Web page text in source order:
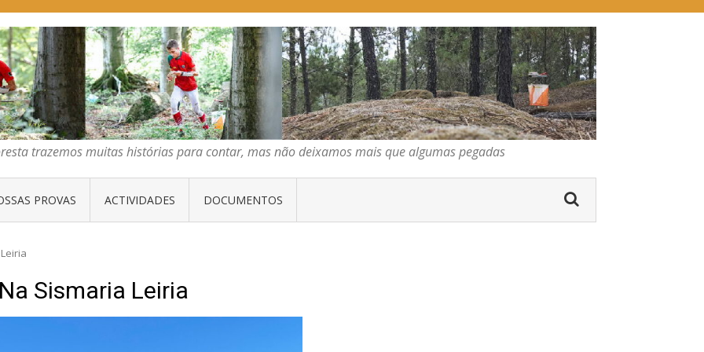
ORIENTAÇÃO DO CENTRO
muitas histórias para contar, mas não deixamos mais que algumas pegadas